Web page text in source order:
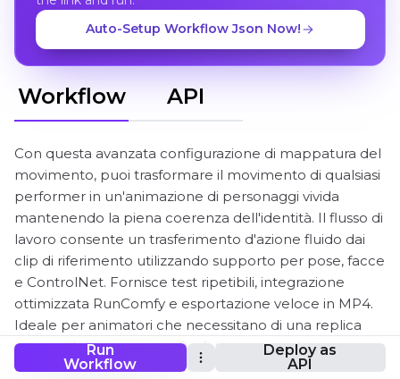
Run
Workflow
Deploy as
API
Auto-Setup Workflow Json Now!
Workflow API
Con questa avanzata configurazione di mappatura del
movimento, puoi trasformare il movimento di qualsiasi
performer in un'animazione di personaggi vivida
mantenendo la piena coerenza dell'identità. Il flusso di
lavoro consente un trasferimento d'azione fluido dai
clip di riferimento utilizzando supporto per pose, facce
e ControlNet. Fornisce test ripetibili, integrazione
ottimizzata RunComfy e esportazione veloce in MP4.
Ideale per animatori che necessitano di una replica
precisa del movimento. Perfetto per creatori
concentrati su video di trasferimento del movimento